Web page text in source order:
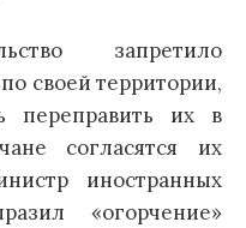
запретило
своей территории,
переправить их в
согласятся их
иностранных
«огорчение»